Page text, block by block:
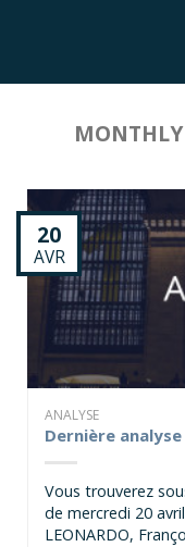
MONTHLY
20
AVR
ANALYSE
Dernière
Vous trouverez
de mercredi 20
LEONARDO,